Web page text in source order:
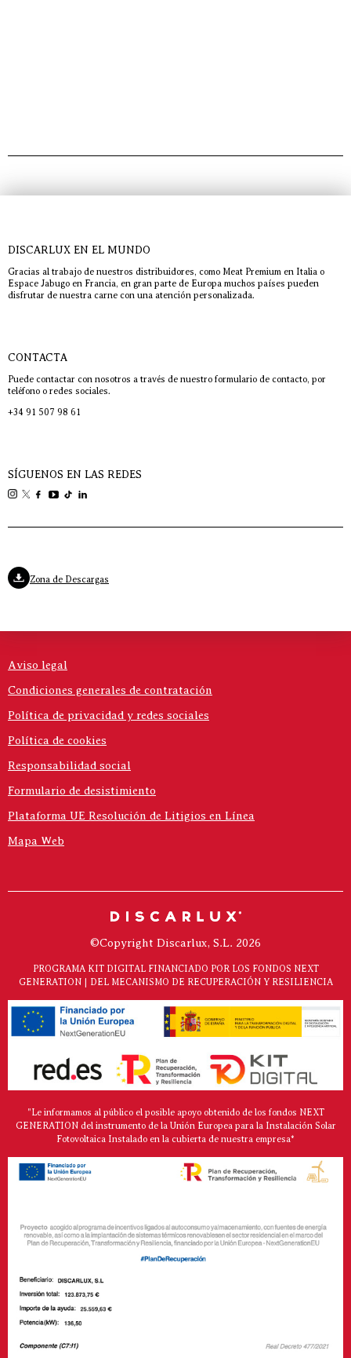
DISCARLUX EN EL MUNDO
Gracias al trabajo de nuestros distribuidores, como Meat Premium en Italia o
Espace Jabugo en Francia, en gran parte de Europa muchos países pueden
disfrutar de nuestra carne con una atención personalizada.
CONTACTA
Puede contactar con nosotros a través de nuestro formulario de contacto, por
teléfono o redes sociales.
+34 91 507 98 61
SÍGUENOS EN LAS REDES
Zona de Descargas
Aviso legal
Condiciones generales de contratación
Política de privacidad y redes sociales
Política de cookies
Responsabilidad social
Formulario de desistimiento
Plataforma UE Resolución de Litigios en Línea
Mapa Web
©Copyright Discarlux, S.L. 2026
PROGRAMA KIT DIGITAL FINANCIADO POR LOS FONDOS NEXT
GENERATION | DEL MECANISMO DE RECUPERACIÓN Y RESILIENCIA
"Le informamos al público el posible apoyo obtenido de los fondos NEXT
GENERATION del instrumento de la Unión Europea para la Instalación Solar
Fotovoltaica Instalado en la cubierta de nuestra empresa*